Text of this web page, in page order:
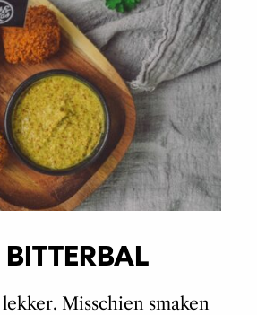
Misschien smaken